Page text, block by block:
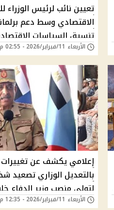
تعيين نائب لرئيس الوزراء
الاقتصادي وسط دعم
تنسيق السياسات
الأربعاء 11/فبراير/2026 - 02:55 م
إعلامي يكشف عن
بالتعديل الوزاري تصعيد
لتولي منصب وزير الدفاع
الحالي
الأربعاء 11/فبراير/2026 - 12:35 م